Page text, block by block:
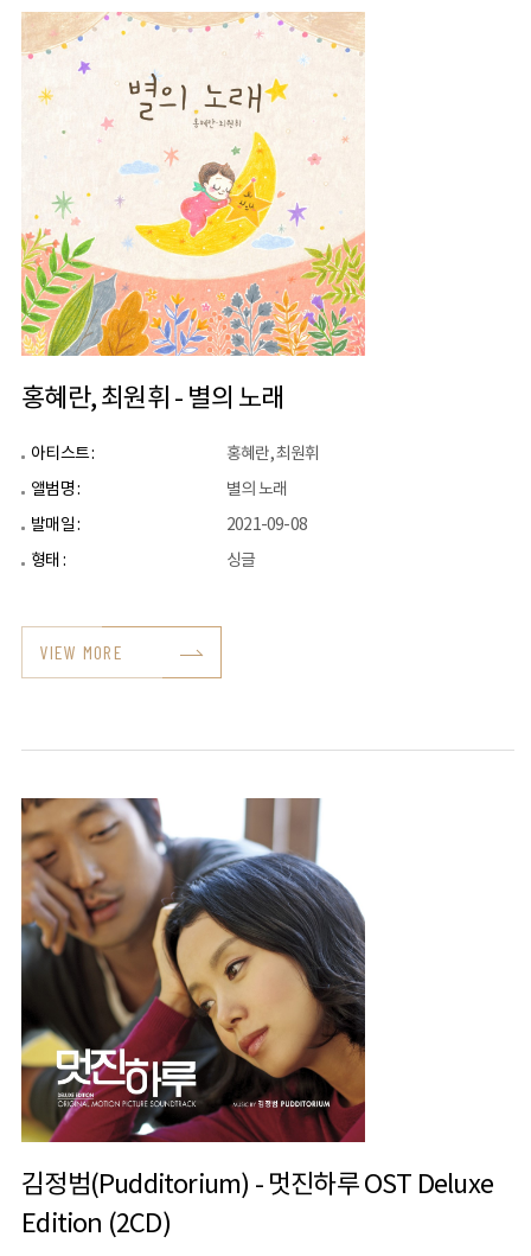
홍혜란, 최원휘 - 별의 노래
아티스트 :
홍혜란, 최원휘
앨범명 :
별의 노래
발매일 :
2021-09-08
형태 :
싱글
VIEW MORE
김정범(Pudditorium) - 멋진하루 OST Deluxe
Edition (2CD)